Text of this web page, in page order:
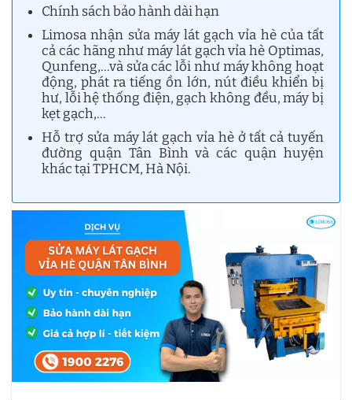
Chính sách bảo hành dài hạn
Limosa nhận sửa máy lát gạch vỉa hè của tất
cả các hãng như máy lát gạch vỉa hè Optimas,
Qunfeng,…và sửa các lỗi như máy không hoạt
động, phát ra tiếng ồn lớn, nút điều khiển bị
hư, lỗi hệ thống điện, gạch không đều, máy bị
kẹt gạch,…
Hỗ trợ sửa máy lát gạch vỉa hè ở tất cả tuyến
đường quận Tân Bình và các quận huyện
khác tại TPHCM, Hà Nội.